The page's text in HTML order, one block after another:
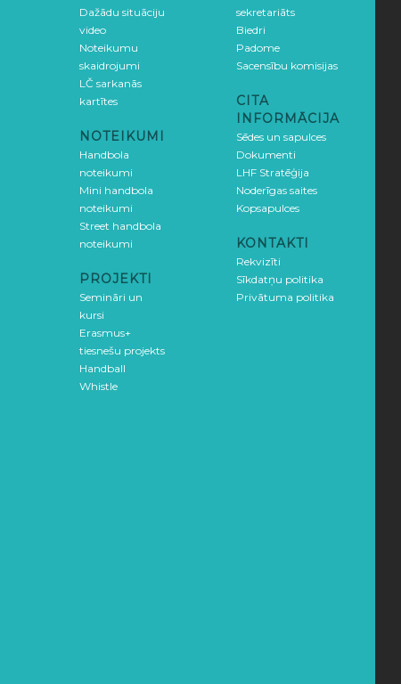
Dažādu situāciju
video
Noteikumu
skaidrojumi
LČ sarkanās
kartītes
NOTEIKUMI
Handbola
noteikumi
Mini handbola
noteikumi
Street handbola
noteikumi
PROJEKTI
Semināri un
kursi
Erasmus+
tiesnešu projekts
Handball
Whistle
sekretariāts
Biedri
Padome
Sacensību komisijas
CITA
INFORMĀCIJA
Sēdes un sapulces
Dokumenti
LHF Stratēģija
Noderīgas saites
Kopsapulces
KONTAKTI
Rekvizīti
Sīkdatņu politika
Privātuma politika